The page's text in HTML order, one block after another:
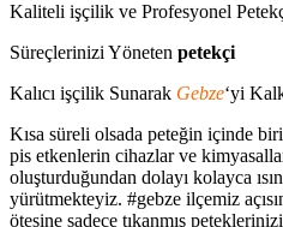
Kaliteli işçilik ve Profesyonel
Süreçlerinizi Yöneten petekçi
Kalıcı işçilik Sunarak Gebze‘yi
Kısa süreli olsada peteğin içinde
pis etkenlerin cihazlar ve kimyasallar
oluşturduğundan dolayı kolayca
yürütmekteyiz. #gebze ilçemiz
ötesine sadece tıkanmış